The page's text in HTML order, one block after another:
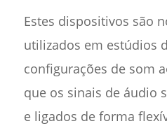
Estes dispositivos são
utilizados em estúdios
configurações de som
que os sinais de áudio
e ligados de forma